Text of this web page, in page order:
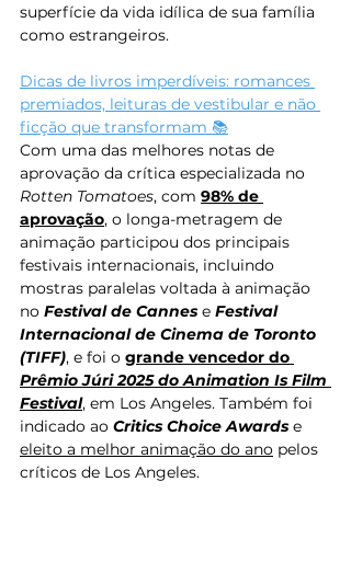
superfície da vida idílica de sua família
como estrangeiros.
Dicas de livros imperdíveis: romances
premiados, leituras de vestibular e não
ficção que transformam 📚
Com uma das melhores notas de
aprovação da crítica especializada no
Rotten Tomatoes, com 98% de
aprovação, o longa-metragem de
animação participou dos principais
festivais internacionais, incluindo
mostras paralelas voltada à animação
no Festival de Cannes e Festival
Internacional de Cinema de Toronto
(TIFF), e foi o grande vencedor do
Prêmio Júri 2025 do Animation Is Film
Festival, em Los Angeles. Também foi
indicado ao Critics Choice Awards e
eleito a melhor animação do ano pelos
críticos de Los Angeles.